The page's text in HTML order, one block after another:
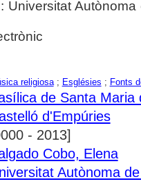
: Universitat
religiosa; Esglésies ; Fonts
de Santa Maria
d'Empúries
- 2013]
Cobo, Elena
Autònoma